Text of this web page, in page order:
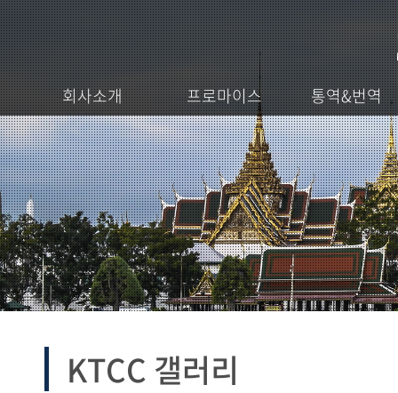
회사소개 프로마이스 통역&번역
KTCC 갤러리